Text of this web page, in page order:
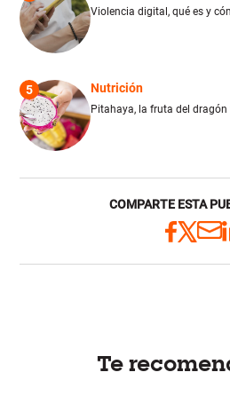
Violencia digital, qué es y
5 Nutrición
Pitahaya, la fruta del
COMPARTE ESTA
Te